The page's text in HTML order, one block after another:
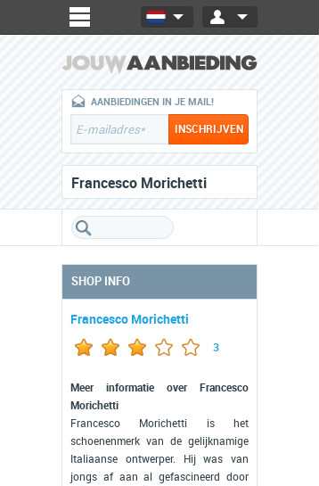
AANBIEDINGEN IN JE MAIL!
Francesco Morichetti
SHOP INFO
Francesco Morichetti
3
Meer informatie over Francesco
Morichetti
Francesco Morichetti is het
schoenenmerk van de gelijknamige
Italiaanse ontwerper. Hij was van
jongs af aan al gefascineerd door